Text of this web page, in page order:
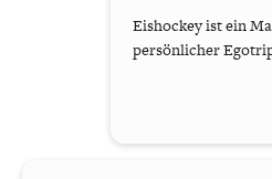
Eishockey ist ein
persönlicher